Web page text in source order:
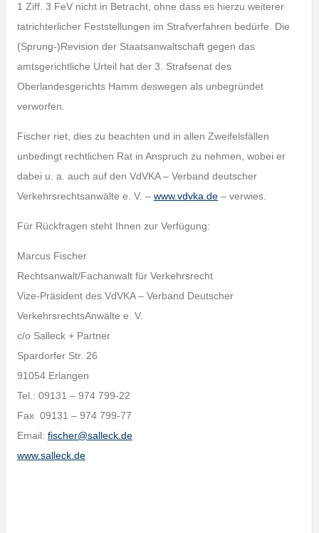
1 Ziff. 3 FeV nicht in Betracht, ohne dass es hierzu weiterer
tatrichterlicher Feststellungen im Strafverfahren bedürfe. Die
(Sprung-)Revision der Staatsanwaltschaft gegen das
amtsgerichtliche Urteil hat der 3. Strafsenat des
Oberlandesgerichts Hamm deswegen als unbegründet
verworfen.
Fischer riet, dies zu beachten und in allen Zweifelsfällen
unbedingt rechtlichen Rat in Anspruch zu nehmen, wobei er
dabei u. a. auch auf den VdVKA – Verband deutscher
Verkehrsrechtsanwälte e. V. – www.vdvka.de– verwies.
Für Rückfragen steht Ihnen zur Verfügung:
Marcus Fischer
Rechtsanwalt/Fachanwalt für Verkehrsrecht
Vize-Präsident des VdVKA – Verband Deutscher
VerkehrsrechtsAnwälte e. V.
c/o Salleck + Partner
Spardorfer Str. 26
91054 Erlangen
Tel.: 09131 – 974 799-22
Fax 09131 – 974 799-77
Email: fischer@salleck.de
www.salleck.de